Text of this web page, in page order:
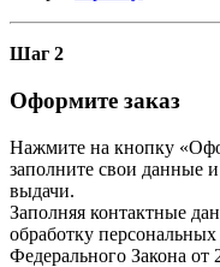
Шаг 2
Оформите заказ
Нажмите на кнопку
заполните свои данные
выдачи.
Заполняя контактные
обработку
Федерального Закона